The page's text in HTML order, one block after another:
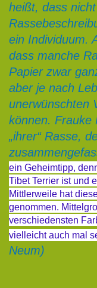
heißt, dass
ein Individuum.
dass manche
Papier zwar
aber je nach
unerwünschten
können. Frauke
„ihrer“ Rasse,
ein Geheimtipp,
Tibet Terrier ist und
Mittlerweile hat
genommen.
verschiedensten
vielleicht auch mal
Neum)